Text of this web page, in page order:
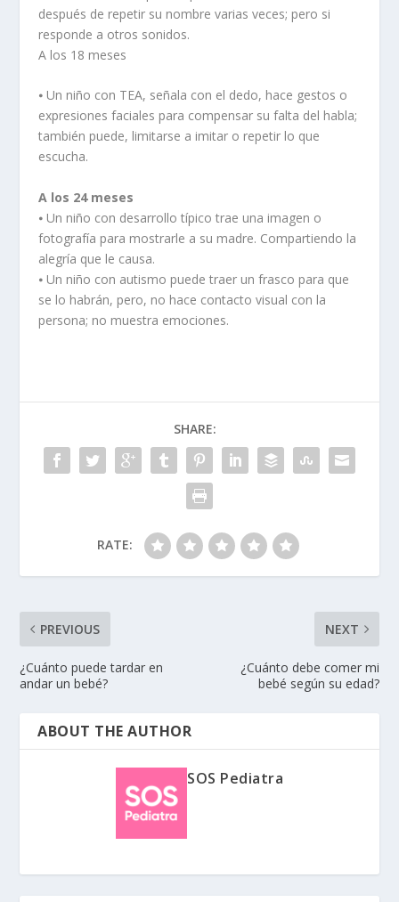
después de repetir su nombre varias veces; pero si
responde a otros sonidos.
A los 18 meses
⦁ Un niño con TEA, señala con el dedo, hace gestos o
expresiones faciales para compensar su falta del habla;
también puede, limitarse a imitar o repetir lo que
escucha.
A los 24 meses
⦁ Un niño con desarrollo típico trae una imagen o
fotografía para mostrarle a su madre. Compartiendo la
alegría que le causa.
⦁ Un niño con autismo puede traer un frasco para que
se lo habrán, pero, no hace contacto visual con la
persona; no muestra emociones.
SHARE:
RATE:
PREVIOUS
¿Cuánto puede tardar en
andar un bebé?
NEXT
¿Cuánto debe comer mi
bebé según su edad?
ABOUT THE AUTHOR
SOS Pediatra